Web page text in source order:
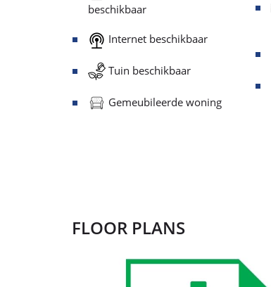
beschikbaar
Internet beschikbaar
Tuin beschikbaar
Gemeubileerde woning
FLOOR PLANS